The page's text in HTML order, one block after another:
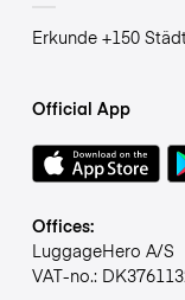
Erkunde +150
Official App
Offices:
LuggageHero A/S
VAT-no.: